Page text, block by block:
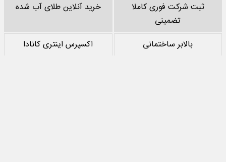
ثبت شرکت فوری کاملا
تضمینی
خرید آنلاین طلای آب شده
بالابر ساختمانی
اکسپرس اینتری کانادا